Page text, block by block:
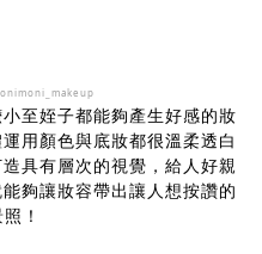
至姪子都能夠產生好感的妝
用顏色與底妝都很溫柔透白
具有層次的視覺，給人好親
夠讓妝容帶出讓人想按讚的
！